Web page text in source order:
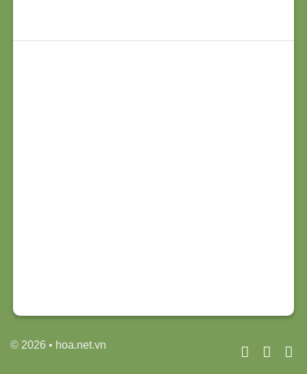
© 2026 • hoa.net.vn